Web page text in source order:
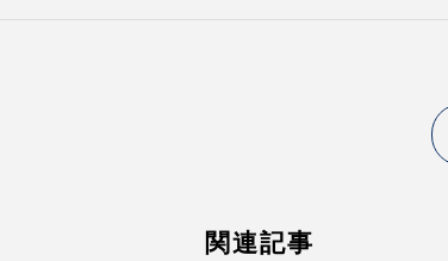
関連記事